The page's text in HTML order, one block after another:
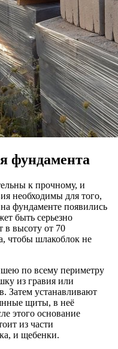
фундамента
к прочному, и
необходимы для того,
фундаменте появились
быть серьезно
в высоту от 70
чтобы шлакоблок не
по всему периметру
из гравия или
Затем устанавливают
щиты, в неё
этого основание
из части
и щебенки.